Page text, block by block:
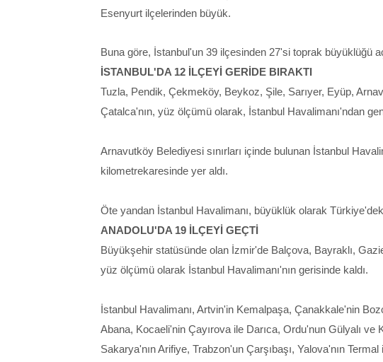
Esenyurt ilçelerinden büyük.
Buna göre, İstanbul'un 39 ilçesinden 27'si toprak büyüklüğü
İSTANBUL'DA 12 İLÇEYİ GERİDE BIRAKTI
Tuzla, Pendik, Çekmeköy, Beykoz, Şile, Sarıyer, Eyüp,
Çatalca'nın, yüz ölçümü olarak, İstanbul Havalimanı'ndan
Arnavutköy Belediyesi sınırları içinde bulunan İstanbul
kilometrekaresinde yer aldı.
Öte yandan İstanbul Havalimanı, büyüklük olarak
ANADOLU'DA 19 İLÇEYİ GEÇTİ
Büyükşehir statüsünde olan İzmir'de Balçova, Bayraklı,
yüz ölçümü olarak İstanbul Havalimanı'nın gerisinde kaldı.
İstanbul Havalimanı, Artvin'in Kemalpaşa, Çanakkale'nin
Abana, Kocaeli'nin Çayırova ile Darıca, Ordu'nun Gülyalı
Sakarya'nın Arifiye, Trabzon'un Çarşıbaşı, Yalova'nın Termal